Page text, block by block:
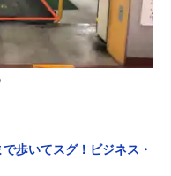
歩いてスグ！ビジネス・